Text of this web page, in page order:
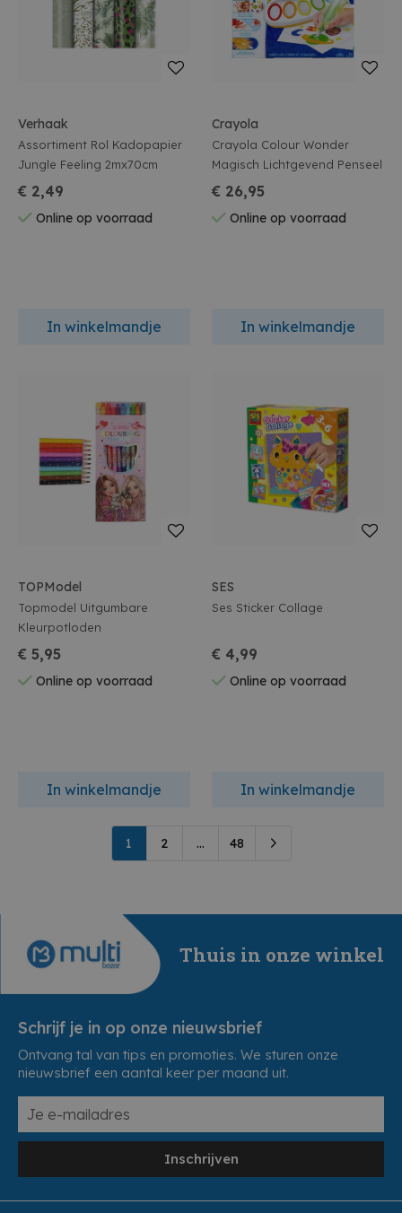
Verhaak
Assortiment Rol Kadopapier
Jungle Feeling 2mx70cm
€ 2,49
Online op voorraad
In winkelmandje
Crayola
Crayola Colour Wonder
Magisch Lichtgevend Penseel
€ 26,95
Online op voorraad
In winkelmandje
TOPModel
Topmodel Uitgumbare
Kleurpotloden
€ 5,95
Online op voorraad
In winkelmandje
SES
Ses Sticker Collage
€ 4,99
Online op voorraad
In winkelmandje
1 2 ... 48
Thuis in onze winkel
Schrijf je in op onze nieuwsbrief
Ontvang tal van tips en promoties. We sturen onze
nieuwsbrief een aantal keer per maand uit.
Inschrijven